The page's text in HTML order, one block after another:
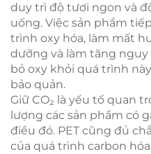
duy trì độ tươi ngon và
uống. Việc sản phẩm
trình oxy hóa, làm mất
dưỡng và làm tăng nguy
bỏ oxy khỏi quá trình
bảo quản.
Giữ CO₂ là yếu tố quan
lượng các sản phẩm có
điều đó. PET cũng đủ
của quá trình carbon